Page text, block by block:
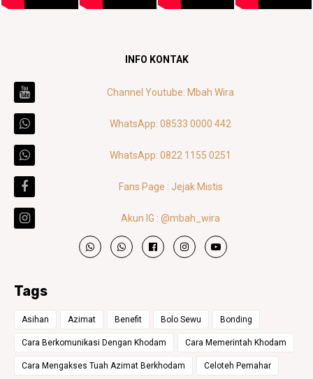
INFO KONTAK
Channel Youtube: Mbah Wira
WhatsApp: 08533 0000 442
WhatsApp: 0822 1155 0251
Fans Page : Jejak Mistis
Akun IG : @mbah_wira
Tags
Asihan Azimat Benefit Bolo Sewu Bonding
Cara Berkomunikasi Dengan Khodam Cara Memerintah Khodam
Cara Mengakses Tuah Azimat Berkhodam Celoteh Pemahar